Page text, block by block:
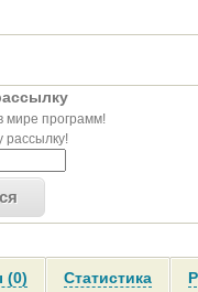
мире программ!
(0) Статистика